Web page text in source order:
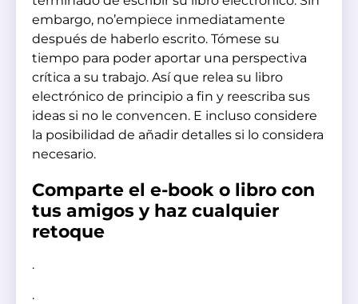
embargo, no’empiece inmediatamente
después de haberlo escrito. Tómese su
tiempo para poder aportar una perspectiva
crítica a su trabajo. Así que relea su libro
electrónico de principio a fin y reescriba sus
ideas si no le convencen. E incluso considere
la posibilidad de añadir detalles si lo considera
necesario.
Comparte el e-book o libro con
tus amigos y haz cualquier
retoque
.
.